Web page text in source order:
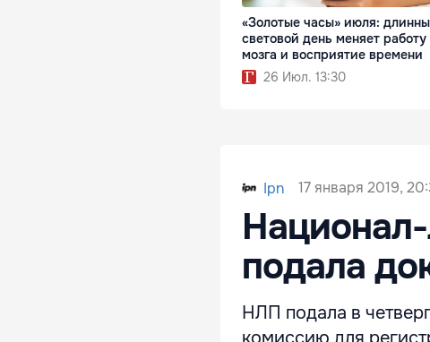
«Золотые часы» июля:
световой день меняет работу
мозга и восприятие времени
26 Июл. 13:30
Ipn 17 января 2019,
подала
НЛП подала в